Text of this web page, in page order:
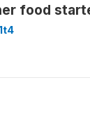
food